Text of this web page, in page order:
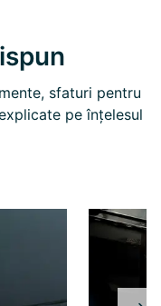
sfaturi pentru
pe înțelesul